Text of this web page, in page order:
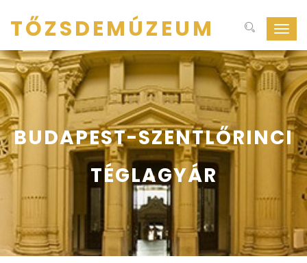
ki-
be
TŐZSDEMÚZEUM
BUDAPEST-SZENTLŐRINCI
TÉGLAGYÁR